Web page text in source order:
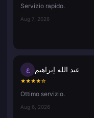
Servizio rapido.
Aug 7, 2026
ع عبد الله إبراهيم
★★★★☆
Ottimo servizio.
Aug 6, 2026